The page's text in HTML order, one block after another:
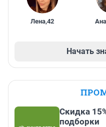
Лена,42
Начать
Скидка
подборки